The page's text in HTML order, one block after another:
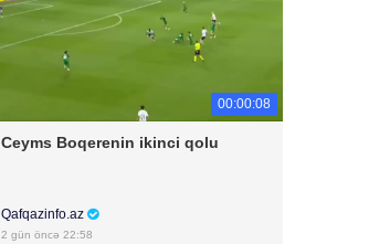
00:00:08
Ceyms Boqerenin ikinci qolu
Qafqazinfo.az
2 gün öncə 22:58